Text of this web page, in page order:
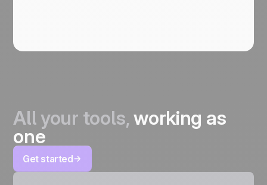
All your tools,working as
one
Get started